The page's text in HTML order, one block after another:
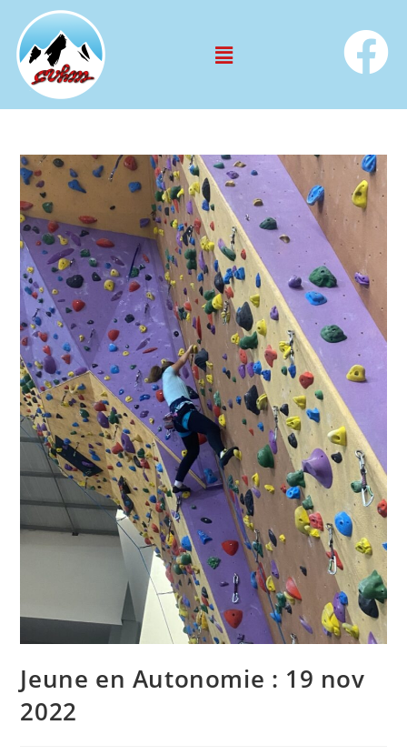
Jeune en Autonomie : 19 nov
2022